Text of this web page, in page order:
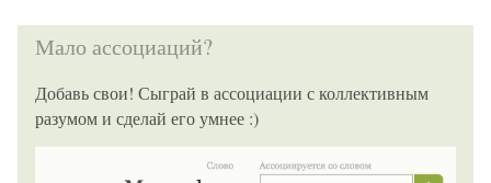
Мало ассоциаций?
Добавь свои! Сыграй в ассоциации с коллективным
разумом и сделай его умнее :)